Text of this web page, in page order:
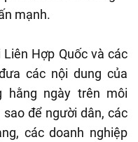
mạnh.
Hợp Quốc và các
các nội dung của
hằng ngày trên môi
để người dân, các
các doanh nghiệp